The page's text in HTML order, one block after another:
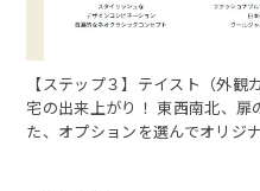
【ステップ３】テイスト（外
宅の出来上がり！ 東西南北、扉
た、オプションを選んでオリジ